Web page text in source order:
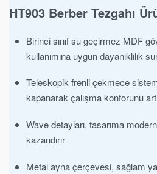
HT903 Berber Tezgahı
Birinci sınıf su geçirmez MDF
kullanımına uygun dayanıklılık
Teleskopik frenli çekmece
kapanarak çalışma konforunu
Wave detayları, tasarıma
kazandırır
Metal ayna çerçevesi, sağlam